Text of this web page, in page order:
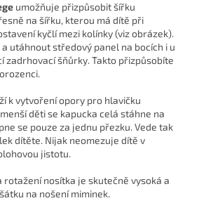
umožňuje přizpůsobit šířku
na šířku, kterou má dítě při
kyčlí mezi kolínky (viz obrázek).
utáhnout středový panel na bocích i u
zadrhovací šňůrky. Takto přizpůsobíte
k vytvoření opory pro hlavičku
děti se kapucka celá stáhne na
se pouze za jednu přezku. Vede tak
dítěte. Nijak neomezuje dítě v
jistotu.
nosítka je skutečně vysoká a
na nošení miminek.